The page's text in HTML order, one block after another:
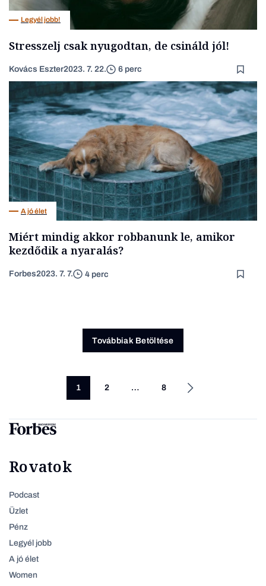
Legyél jobb!
Stresszelj csak nyugodtan, de csináld jól!
Kovács Eszter2023. 7. 22. 6 perc
A jó élet
Miért mindig akkor robbanunk le, amikor
kezdődik a nyaralás?
Forbes2023. 7. 7. 4 perc
Továbbiak Betöltése
1 2 … 8
Rovatok
Podcast
Üzlet
Pénz
Legyél jobb
A jó élet
Women